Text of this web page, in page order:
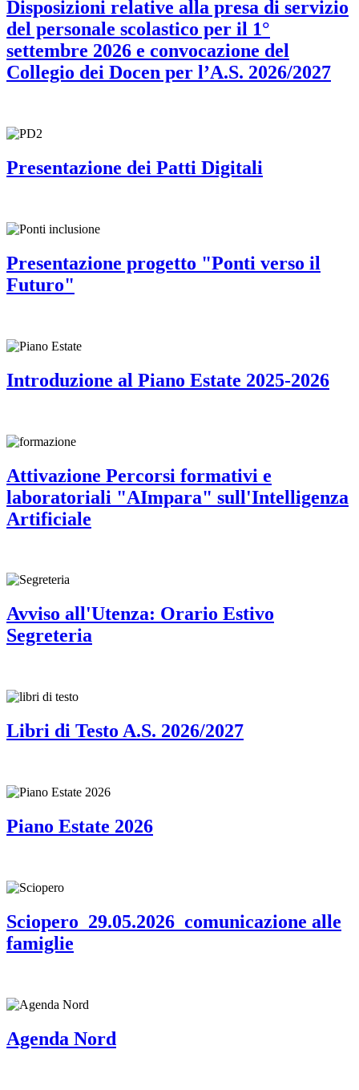
Disposizioni relative alla presa di servizio
del personale scolastico per il 1°
settembre 2026 e convocazione del
Collegio dei Docen per l’A.S. 2026/2027
Presentazione dei Patti Digitali
Presentazione progetto "Ponti verso il
Futuro"
Introduzione al Piano Estate 2025-2026
Attivazione Percorsi formativi e
laboratoriali "AImpara" sull'Intelligenza
Artificiale
Avviso all'Utenza: Orario Estivo
Segreteria
Libri di Testo A.S. 2026/2027
Piano Estate 2026
Sciopero_29.05.2026_comunicazione alle
famiglie
Agenda Nord